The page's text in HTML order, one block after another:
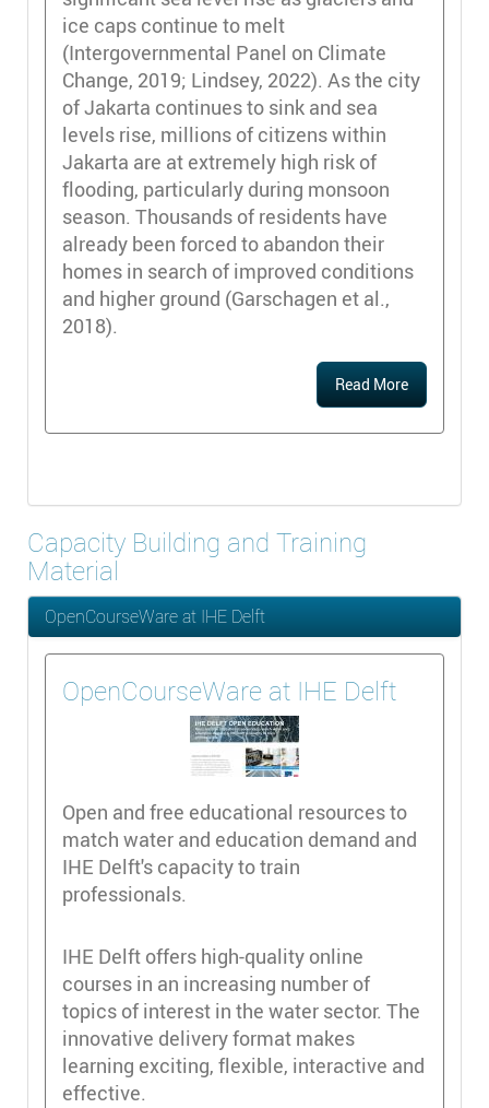
ice caps continue to melt
(Intergovernmental Panel on Climate
Change, 2019; Lindsey, 2022). As the city
of Jakarta continues to sink and sea
levels rise, millions of citizens within
Jakarta are at extremely high risk of
flooding, particularly during monsoon
season. Thousands of residents have
already been forced to abandon their
homes in search of improved conditions
and higher ground (Garschagen et al.,
2018).
Read More
Capacity Building and Training
Material
OpenCourseWare at IHE Delft
OpenCourseWare at IHE Delft
Open and free educational resources to
match water and education demand and
IHE Delft's capacity to train
professionals.
IHE Delft offers high-quality online
courses in an increasing number of
topics of interest in the water sector. The
innovative delivery format makes
learning exciting, flexible, interactive and
effective.